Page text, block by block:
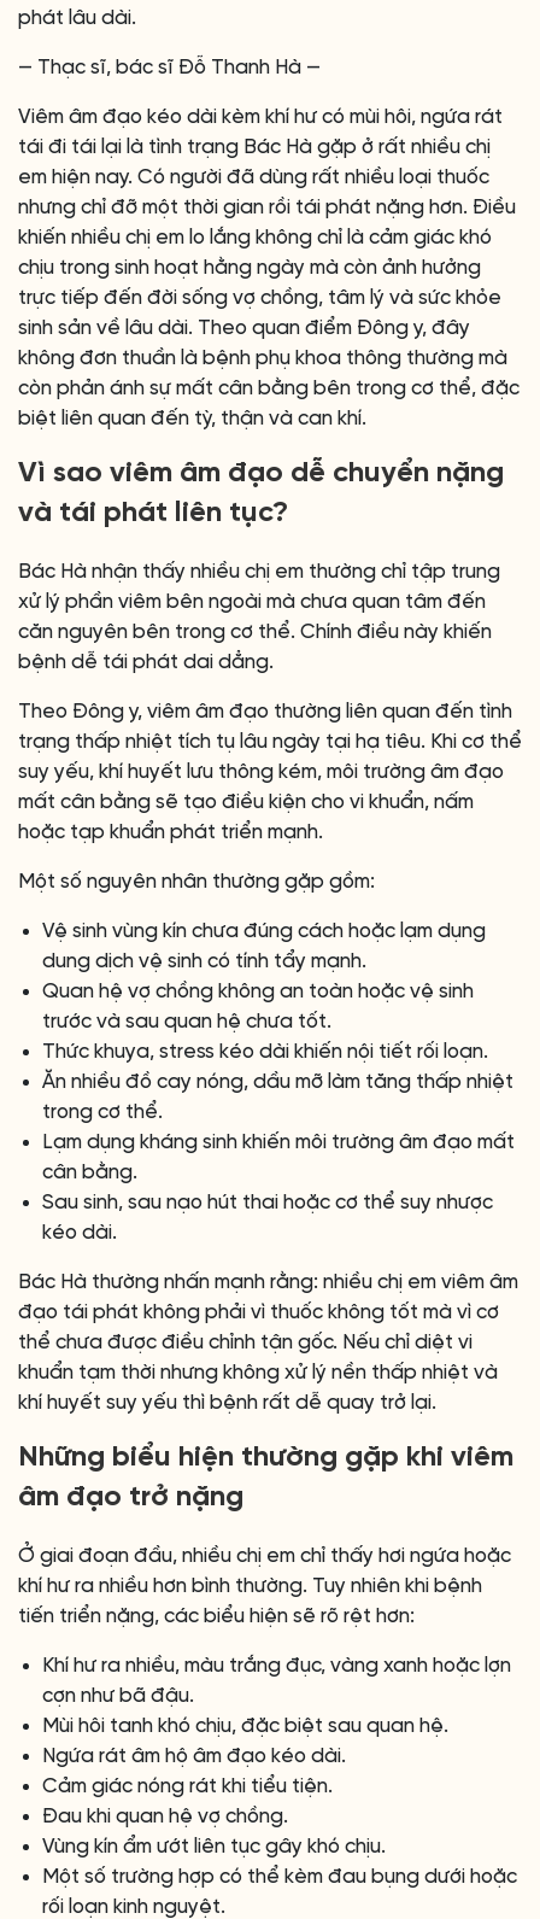
phát lâu dài.
— Thạc sĩ, bác sĩ Đỗ Thanh Hà —
Viêm âm đạo kéo dài kèm khí hư có mùi hôi, ngứa rát
tái đi tái lại là tình trạng Bác Hà gặp ở rất nhiều chị
em hiện nay. Có người đã dùng rất nhiều loại thuốc
nhưng chỉ đỡ một thời gian rồi tái phát nặng hơn. Điều
khiến nhiều chị em lo lắng không chỉ là cảm giác khó
chịu trong sinh hoạt hằng ngày mà còn ảnh hưởng
trực tiếp đến đời sống vợ chồng, tâm lý và sức khỏe
sinh sản về lâu dài. Theo quan điểm Đông y, đây
không đơn thuần là bệnh phụ khoa thông thường mà
còn phản ánh sự mất cân bằng bên trong cơ thể, đặc
biệt liên quan đến tỳ, thận và can khí.
Vì sao viêm âm đạo dễ chuyển nặng
và tái phát liên tục?
Bác Hà nhận thấy nhiều chị em thường chỉ tập trung
xử lý phần viêm bên ngoài mà chưa quan tâm đến
căn nguyên bên trong cơ thể. Chính điều này khiến
bệnh dễ tái phát dai dẳng.
Theo Đông y, viêm âm đạo thường liên quan đến tình
trạng thấp nhiệt tích tụ lâu ngày tại hạ tiêu. Khi cơ thể
suy yếu, khí huyết lưu thông kém, môi trường âm đạo
mất cân bằng sẽ tạo điều kiện cho vi khuẩn, nấm
hoặc tạp khuẩn phát triển mạnh.
Một số nguyên nhân thường gặp gồm:
Vệ sinh vùng kín chưa đúng cách hoặc lạm dụng
dung dịch vệ sinh có tính tẩy mạnh.
Quan hệ vợ chồng không an toàn hoặc vệ sinh
trước và sau quan hệ chưa tốt.
Thức khuya, stress kéo dài khiến nội tiết rối loạn.
Ăn nhiều đồ cay nóng, dầu mỡ làm tăng thấp nhiệt
trong cơ thể.
Lạm dụng kháng sinh khiến môi trường âm đạo mất
cân bằng.
Sau sinh, sau nạo hút thai hoặc cơ thể suy nhược
kéo dài.
Bác Hà thường nhấn mạnh rằng: nhiều chị em viêm âm
đạo tái phát không phải vì thuốc không tốt mà vì cơ
thể chưa được điều chỉnh tận gốc. Nếu chỉ diệt vi
khuẩn tạm thời nhưng không xử lý nền thấp nhiệt và
khí huyết suy yếu thì bệnh rất dễ quay trở lại.
Những biểu hiện thường gặp khi viêm
âm đạo trở nặng
Ở giai đoạn đầu, nhiều chị em chỉ thấy hơi ngứa hoặc
khí hư ra nhiều hơn bình thường. Tuy nhiên khi bệnh
tiến triển nặng, các biểu hiện sẽ rõ rệt hơn:
Khí hư ra nhiều, màu trắng đục, vàng xanh hoặc lợn
cợn như bã đậu.
Mùi hôi tanh khó chịu, đặc biệt sau quan hệ.
Ngứa rát âm hộ âm đạo kéo dài.
Cảm giác nóng rát khi tiểu tiện.
Đau khi quan hệ vợ chồng.
Vùng kín ẩm ướt liên tục gây khó chịu.
Một số trường hợp có thể kèm đau bụng dưới hoặc
rối loạn kinh nguyệt.